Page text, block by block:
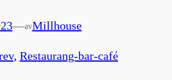
—avMillhouse
, Restaurang-bar-café